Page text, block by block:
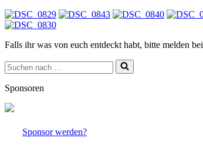
Falls ihr was von euch entdeckt habt, bitte melden bei
Suchen
nach …
Sponsoren
Sponsor werden?